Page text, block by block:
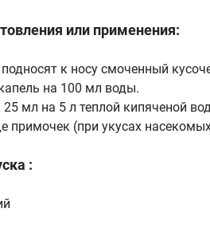
или применения:
к носу смоченный
на 100 мл воды.
мл на 5 л теплой кипяченой
примочек (при укусах
: